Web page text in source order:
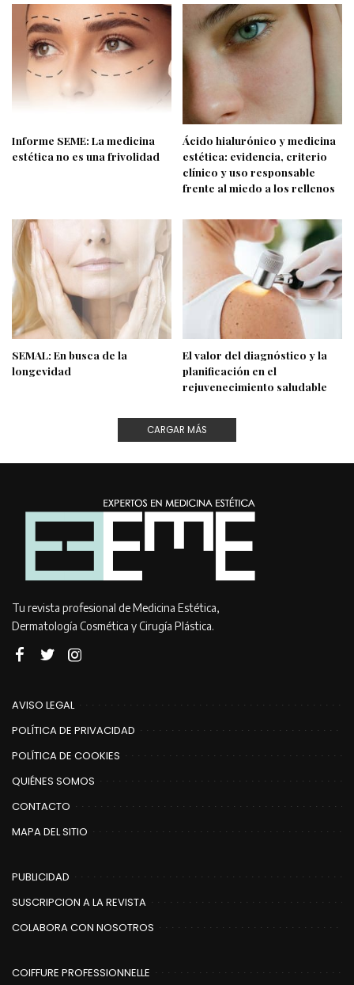
Informe SEME: La medicina
estética no es una frivolidad
Ácido hialurónico y medicina
estética: evidencia, criterio
clínico y uso responsable
frente al miedo a los rellenos
SEMAL: En busca de la
longevidad
El valor del diagnóstico y la
planificación en el
rejuvenecimiento saludable
CARGAR MÁS
Tu revista profesional de Medicina Estética,
Dermatología Cosmética y Cirugía Plástica.
AVISO LEGAL
POLÍTICA DE PRIVACIDAD
POLÍTICA DE COOKIES
QUIÉNES SOMOS
CONTACTO
MAPA DEL SITIO
PUBLICIDAD
SUSCRIPCION A LA REVISTA
COLABORA CON NOSOTROS
COIFFURE PROFESSIONNELLE